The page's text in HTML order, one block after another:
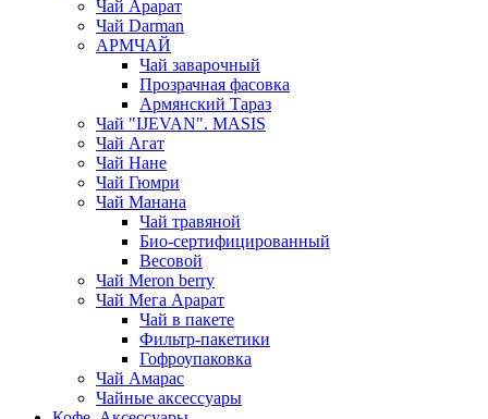
Чай Арарат
Чай Darman
АРМЧАЙ
Чай заварочный
Прозрачная фасовка
Армянский Тараз
Чай "IJEVAN". MASIS
Чай Агат
Чай Нане
Чай Гюмри
Чай Манана
Чай травяной
Био-сертифицированный
Весовой
Чай Meron berry
Чай Мега Арарат
Чай в пакете
Фильтр-пакетики
Гофроупаковка
Чай Амарас
Чайные аксессуары